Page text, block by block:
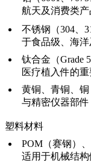
航天及消费类产
不锈钢（304、
于食品级、海
钛合金（Grade
医疗植入件的
黄铜、青铜、
与精密仪器部件
塑料材料
POM（赛钢）
适用于机械结